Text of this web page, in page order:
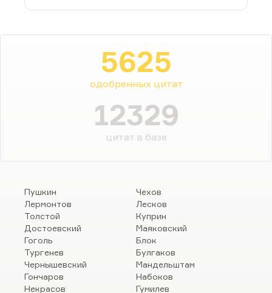
5625
одобренных цитат
12329
цитат в базе
Пушкин
Лермонтов
Толстой
Достоевский
Гоголь
Тургенев
Чернышевский
Гончаров
Некрасов
Чехов
Лесков
Куприн
Маяковский
Блок
Булгаков
Мандельштам
Набоков
Гумилев